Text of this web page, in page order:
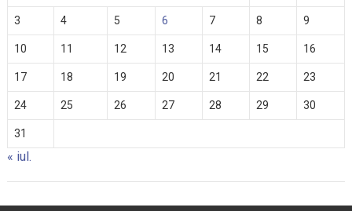
3 4 5 6 7 8 9
10 11 12 13 14 15 16
17 18 19 20 21 22 23
24 25 26 27 28 29 30
31
« iul.